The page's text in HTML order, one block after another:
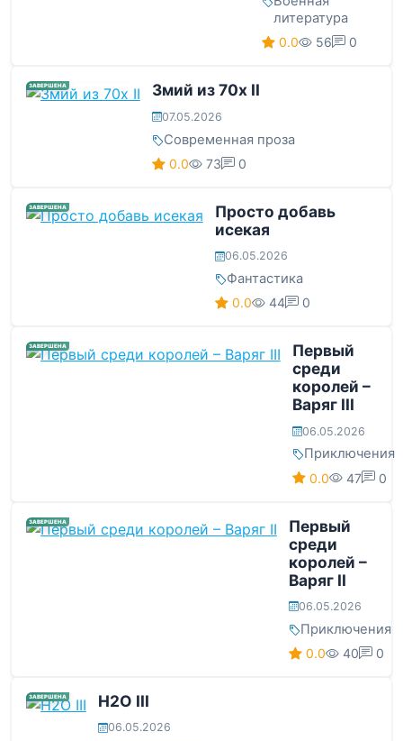
литература
0.0 56 0
ЗАВЕРШЕНА Змий из 70х II
07.05.2026
Современная проза
0.0 73 0
ЗАВЕРШЕНА
Просто добавь
исекая
06.05.2026
Фантастика
0.0 44 0
ЗАВЕРШЕНА
Первый
среди
королей –
Варяг III
06.05.2026
Приключения
0.0 47 0
ЗАВЕРШЕНА
Первый
среди
королей –
Варяг II
06.05.2026
Приключения
0.0 40 0
ЗАВЕРШЕНА H2O III
06.05.2026